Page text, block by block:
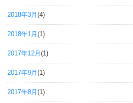
2018年3月 (4)
2018年1月 (1)
2017年12月 (1)
2017年9月 (1)
2017年8月 (1)